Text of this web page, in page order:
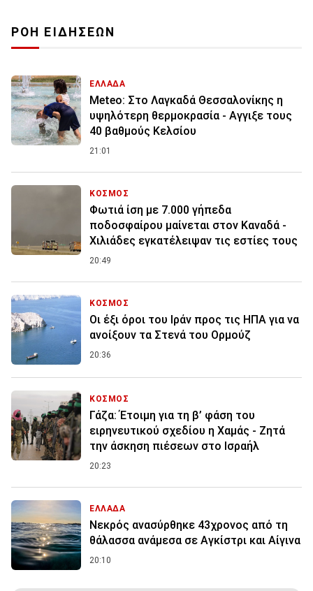
ΡΟΗ ΕΙΔΗΣΕΩΝ
ΕΛΛΑΔΑ
Meteo: Στο Λαγκαδά Θεσσαλονίκης η
υψηλότερη θερμοκρασία - Αγγιξε τους
40 βαθμούς Κελσίου
21:01
ΚΟΣΜΟΣ
Φωτιά ίση με 7.000 γήπεδα
ποδοσφαίρου μαίνεται στον Καναδά -
Χιλιάδες εγκατέλειψαν τις εστίες τους
20:49
ΚΟΣΜΟΣ
Οι έξι όροι του Ιράν προς τις ΗΠΑ για να
ανοίξουν τα Στενά του Ορμούζ
20:36
ΚΟΣΜΟΣ
Γάζα: Έτοιμη για τη β’ φάση του
ειρηνευτικού σχεδίου η Χαμάς - Ζητά
την άσκηση πιέσεων στο Ισραήλ
20:23
ΕΛΛΑΔΑ
Νεκρός ανασύρθηκε 43χρονος από τη
θάλασσα ανάμεσα σε Αγκίστρι και Αίγινα
20:10